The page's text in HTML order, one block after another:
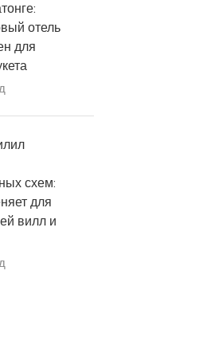
отель
для
схем:
для
вилл и